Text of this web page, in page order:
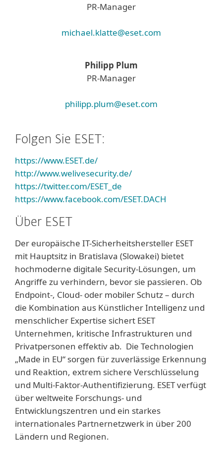
PR-Manager
michael.klatte@eset.com
Philipp Plum
PR-Manager
philipp.plum@eset.com
Folgen Sie ESET:
https://www.ESET.de/
http://www.welivesecurity.de/
https://twitter.com/ESET_de
https://www.facebook.com/ESET.DACH
Über ESET
Der europäische IT-Sicherheitshersteller ESET
mit Hauptsitz in Bratislava (Slowakei) bietet
hochmoderne digitale Security-Lösungen, um
Angriffe zu verhindern, bevor sie passieren. Ob
Endpoint-, Cloud- oder mobiler Schutz – durch
die Kombination aus Künstlicher Intelligenz und
menschlicher Expertise sichert ESET
Unternehmen, kritische Infrastrukturen und
Privatpersonen effektiv ab. Die Technologien
„Made in EU“ sorgen für zuverlässige Erkennung
und Reaktion, extrem sichere Verschlüsselung
und Multi-Faktor-Authentifizierung. ESET verfügt
über weltweite Forschungs- und
Entwicklungszentren und ein starkes
internationales Partnernetzwerk in über 200
Ländern und Regionen.